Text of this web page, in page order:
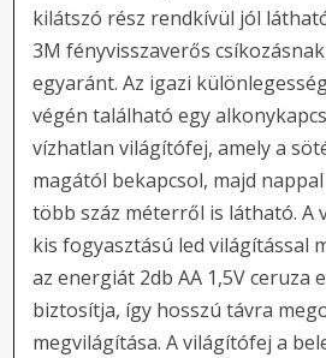
kilátszó rész rendkívül jól
3M fényvisszaverős
egyaránt. Az igazi
végén található egy
vízhatlan világítófej, amely a
magától bekapcsol, majd
több száz méterről is látható. A
kis fogyasztású led világítással
az energiát 2db AA 1,5V ceruza
biztosítja, így hosszú távra
megvilágítása. A világítófej a